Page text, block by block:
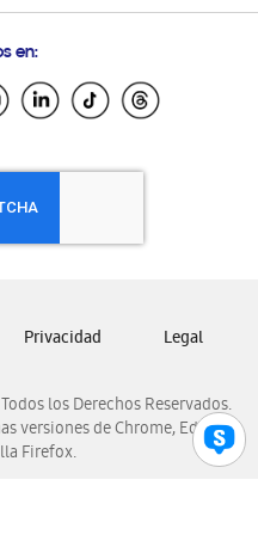
en:
los Derechos Reservados.
versiones de Chrome, Edge,
Firefox.
Privacidad Legal